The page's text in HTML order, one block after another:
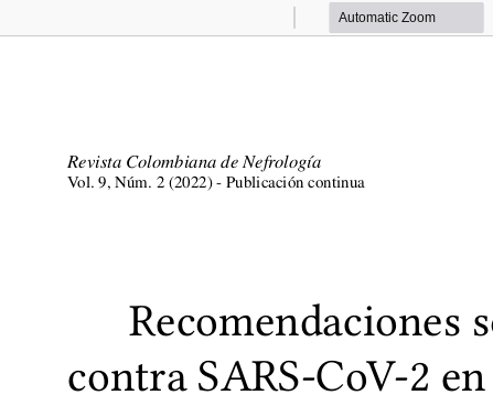
Zoom
Zoom
Revista Colombiana de Nefrolog ́
ıa
Vol. 9, N ́
um. 2 (2022) - Publicaci ́
on continua
Recomendaciones
contra SARS-CoV-2